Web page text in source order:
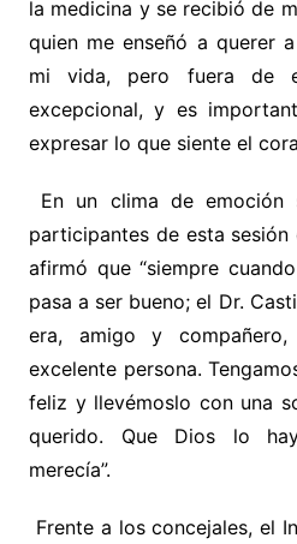
la medicina y se recibió de
quien me enseñó a querer
mi vida, pero fuera de
excepcional, y es
expresar lo que siente el
En un clima de
participantes de esta
afirmó que “siempre
pasa a ser bueno; el Dr.
era, amigo y
excelente persona.
feliz y llevémoslo con una
querido. Que Dios lo
merecía”.
Frente a los concejales, el